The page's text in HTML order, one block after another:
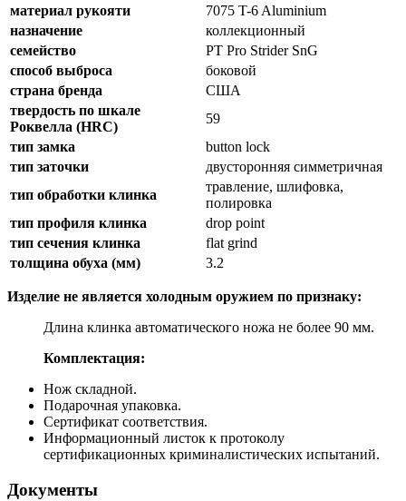
материал рукояти
7075 T-6 Aluminium
назначение
коллекционный
семейство
PT Pro Strider SnG
способ выброса
боковой
страна бренда
США
твердость по шкале
Роквелла (HRC)
59
тип замка
button lock
тип заточки
двусторонняя симметричная
тип обработки клинка
травление, шлифовка,
полировка
тип профиля клинка
drop point
тип сечения клинка
flat grind
толщина обуха (мм)
3.2
Изделие не является холодным оружием по признаку:
Длина клинка автоматического ножа не более 90 мм.
Комплектация:
Нож складной.
Подарочная упаковка.
Сертификат соответствия.
Информационный листок к протоколу
сертификационных криминалистических испытаний.
Документы